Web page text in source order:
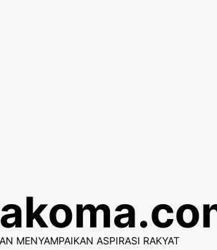
MENYAMPAIKAN ASPIRASI RAKYAT